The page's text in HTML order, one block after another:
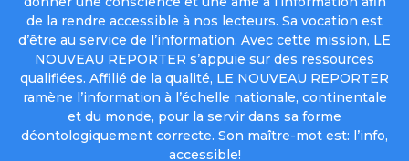
de la rendre accessible à nos lecteurs. Sa vocation est
d’être au service de l’information. Avec cette mission, LE
NOUVEAU REPORTER s’appuie sur des ressources
qualifiées. Affilié de la qualité, LE NOUVEAU REPORTER
ramène l’information à l’échelle nationale, continentale
et du monde, pour la servir dans sa forme
déontologiquement correcte. Son maître-mot est: l’info,
accessible!